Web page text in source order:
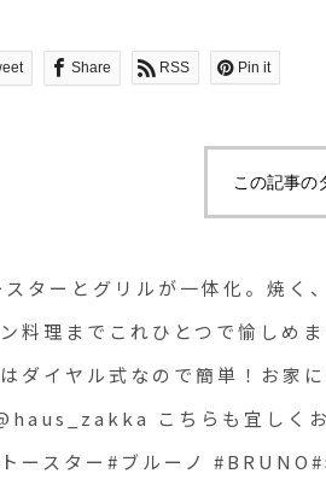
も楽々。操作はダ
こち
スター #グリル#ダ
#BRUNO#赤 #白 #
Share RSS Pin it
この記事の
スターとグリルが一体化。焼く
料理までこれひとつで愉しめ
ダイヤル式なので簡単！お家
こちらも宜しくお
ースター#ブルーノ